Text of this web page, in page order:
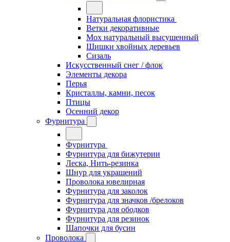
Натуральная флористика
Ветки декоративные
Мох натуральный высушенный
Шишки хвойных деревьев
Сизаль
Искусственный снег / флок
Элементы декора
Перья
Кристаллы, камни, песок
Птицы
Осенний декор
Фурнитура
Фурнитура
Фурнитура для бижутерии
Леска, Нить-резинка
Шнур для украшений
Проволока ювелирная
Фурнитура для заколок
Фурнитура для значков /брелоков
Фурнитура для ободков
Фурнитура для резинок
Шапочки для бусин
Проволока